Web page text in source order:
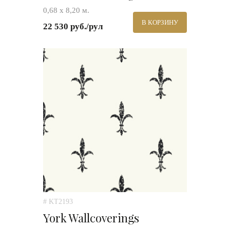
0,68 х 8,20 м.
22 530 руб./рул В КОРЗИНУ
# KT2193
York Wallcoverings